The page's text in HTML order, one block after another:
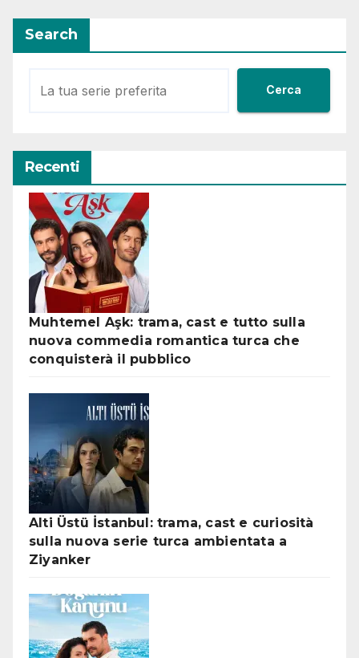
Search
Cerca
Recenti
Muhtemel Aşk: trama, cast e tutto sulla
nuova commedia romantica turca che
conquisterà il pubblico
Alti Üstü İstanbul: trama, cast e curiosità
sulla nuova serie turca ambientata a
Ziyanker